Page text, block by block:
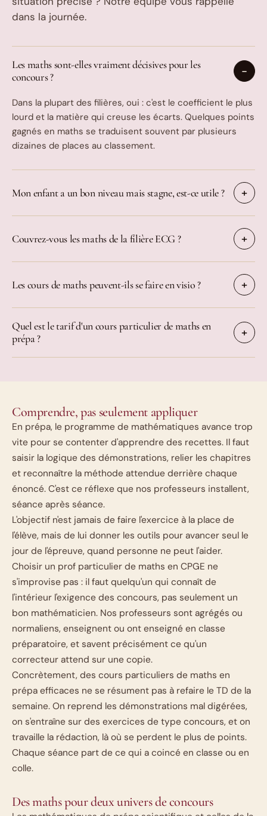
dans la journée.
Les maths sont-elles vraiment décisives pour les
concours ?
Dans la plupart des filières, oui : c'est le coefficient le plus
lourd et la matière qui creuse les écarts. Quelques points
gagnés en maths se traduisent souvent par plusieurs
dizaines de places au classement.
Mon enfant a un bon niveau mais stagne, est-ce utile ?
Couvrez-vous les maths de la filière ECG ?
Les cours de maths peuvent-ils se faire en visio ?
Quel est le tarif d'un cours particulier de maths en
prépa ?
Comprendre, pas seulement appliquer
En prépa, le programme de mathématiques avance trop
vite pour se contenter d'apprendre des recettes. Il faut
saisir la logique des démonstrations, relier les chapitres
et reconnaître la méthode attendue derrière chaque
énoncé. C'est ce réflexe que nos professeurs installent,
séance après séance.
L'objectif n'est jamais de faire l'exercice à la place de
l'élève, mais de lui donner les outils pour avancer seul le
jour de l'épreuve, quand personne ne peut l'aider.
Choisir un prof particulier de maths en CPGE ne
s'improvise pas : il faut quelqu'un qui connaît de
l'intérieur l'exigence des concours, pas seulement un
bon mathématicien. Nos professeurs sont agrégés ou
normaliens, enseignent ou ont enseigné en classe
préparatoire, et savent précisément ce qu'un
correcteur attend sur une copie.
Concrètement, des cours particuliers de maths en
prépa efficaces ne se résument pas à refaire le TD de la
semaine. On reprend les démonstrations mal digérées,
on s'entraîne sur des exercices de type concours, et on
travaille la rédaction, là où se perdent le plus de points.
Chaque séance part de ce qui a coincé en classe ou en
colle.
Des maths pour deux univers de concours